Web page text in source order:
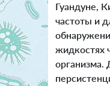
Гуандуне,
частоты и
жидкостях
организма.